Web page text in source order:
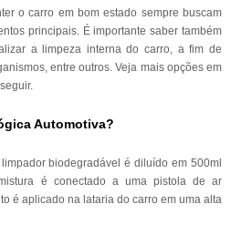
o carro em bom estado sempre buscam
principais. É importante saber também
a limpeza interna do carro, a fim de
entre outros. Veja mais opções em
Automotiva?
biodegradável é diluído em 500ml
é conectado a uma pistola de ar
é aplicado na lataria do carro em uma alta